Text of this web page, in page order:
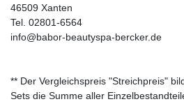
46509 Xanten
Tel. 02801-6564
info@babor-beautyspa-bercker.de
** Der Vergleichspreis "Streichpreis"
Sets die Summe aller